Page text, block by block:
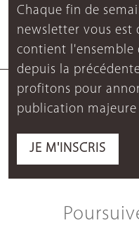
Chaque fin de
newsletter vous est
contient l'ensemble
depuis la
profitons pour
publication
JE M'INSCRIS